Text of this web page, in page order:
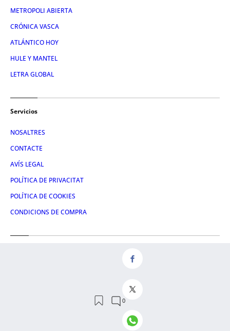
METROPOLI ABIERTA
CRÓNICA VASCA
ATLÁNTICO HOY
HULE Y MANTEL
LETRA GLOBAL
Servicios
NOSALTRES
CONTACTE
AVÍS LEGAL
POLÍTICA DE PRIVACITAT
POLÍTICA DE COOKIES
CONDICIONS DE COMPRA